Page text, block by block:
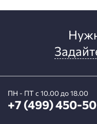
ПН - ПТ с 10.00 до 18.00
+7 (499) 450-